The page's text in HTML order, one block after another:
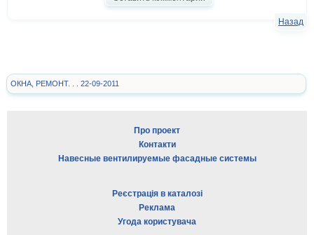
Назад
ОКНА, РЕМОНТ. . . 22-09-2011
Про проект
Контакти
Навесные вентилируемые фасадные системы
Реєстрація в каталозі
Реклама
Угода користувача